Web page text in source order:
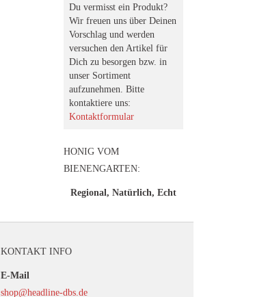
Du vermisst ein Produkt?
Wir freuen uns über Deinen
Vorschlag und werden
versuchen den Artikel für
Dich zu besorgen bzw. in
unser Sortiment
aufzunehmen. Bitte
kontaktiere uns:
Kontaktformular
HONIG VOM
BIENENGARTEN:
Regional, Natürlich, Echt
KONTAKT INFO
E-Mail
shop@headline-dbs.de